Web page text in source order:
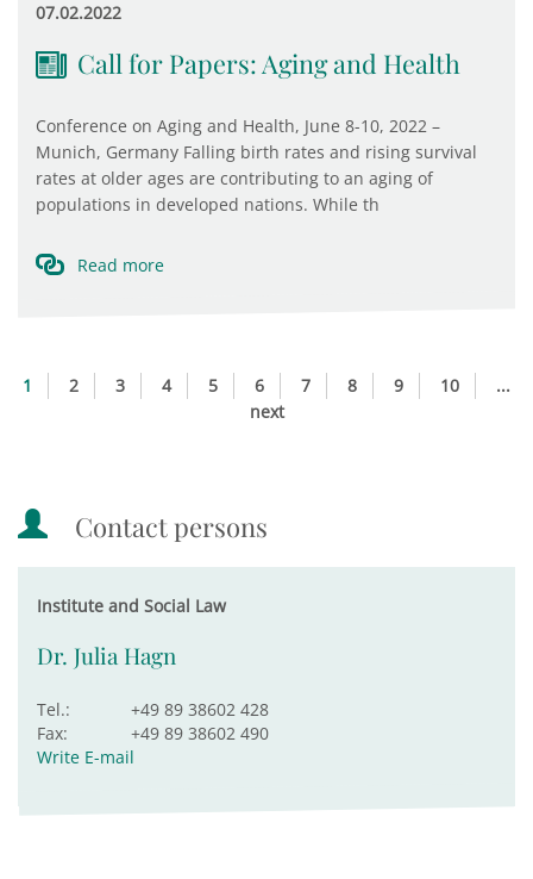
07.02.2022
Call for Papers: Aging and Health
Conference on Aging and Health, June 8-10, 2022 –
Munich, Germany Falling birth rates and rising survival
rates at older ages are contributing to an aging of
populations in developed nations. While th
Read more
1 2 3 4 5 6 7 8 9 10
...
next
Contact persons
Institute and Social Law
Dr. Julia Hagn
Tel.:
+49 89 38602 428
Fax:
+49 89 38602 490
Write E-mail